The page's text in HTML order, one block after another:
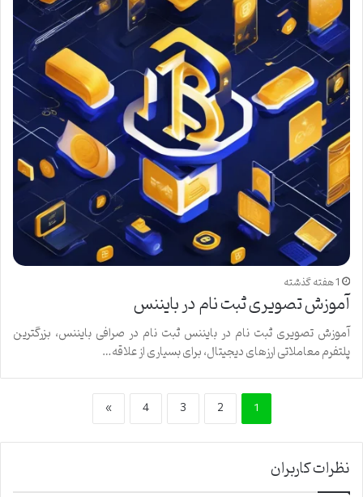
1 هفته گذشته
آموزش تصویری ثبت نام در بایننس
آموزش تصویری ثبت نام در بایننس ثبت نام در صرافی بایننس، بزرگترین
پلتفرم معاملاتی ارزهای دیجیتال، برای بسیاری از علاقه…
1
2
3
4
»
نظرات کاربران